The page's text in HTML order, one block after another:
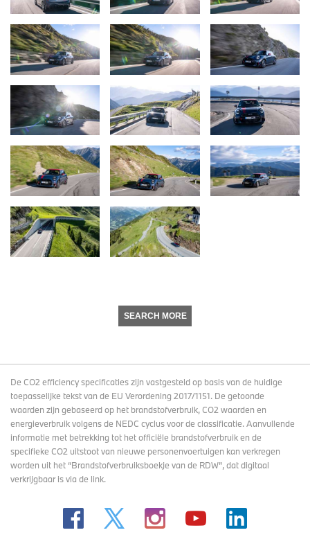
SEARCH MORE
De CO2 efficiency specificaties zijn vastgesteld op basis van de huidige
toepasselijke tekst van de EU Verordening 2017/1151. De getoonde
waarden zijn gebaseerd op het brandstofverbruik, CO2 waarden en
energieverbruik volgens de NEDC cyclus voor de classificatie. Aanvullende
informatie met betrekking tot het officiële brandstofverbruik en de
specifieke CO2 uitstoot van nieuwe personenvoertuigen kan verkregen
worden uit het “Brandstofverbruiksboekje van de RDW”, dat digitaal
verkrijgbaaris via de link.